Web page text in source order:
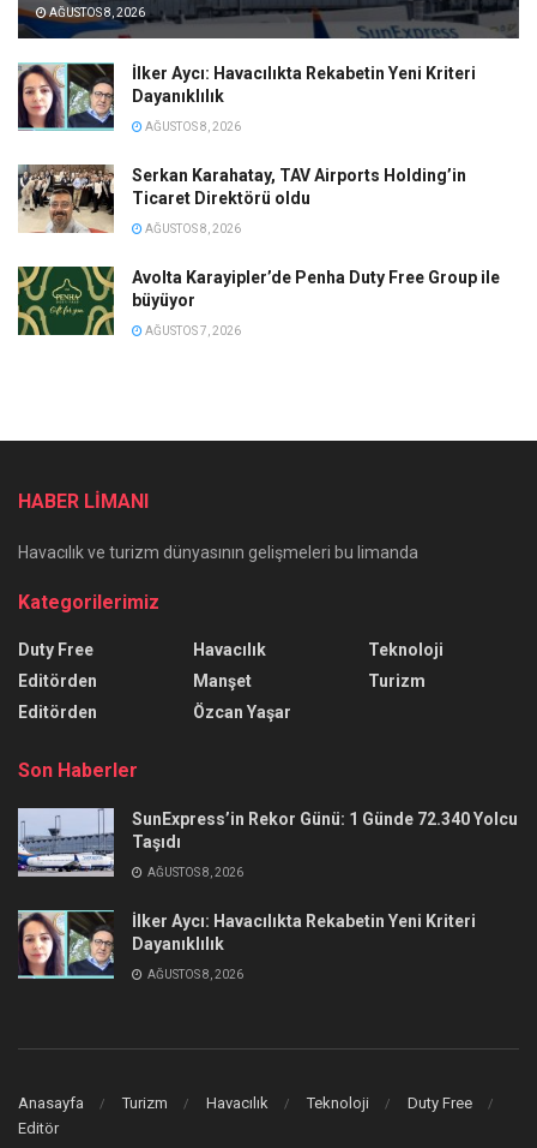
AĞUSTOS 8, 2026
İlker Aycı: Havacılıkta Rekabetin Yeni Kriteri
Dayanıklılık
AĞUSTOS 8, 2026
Serkan Karahatay, TAV Airports Holding’in
Ticaret Direktörü oldu
AĞUSTOS 8, 2026
Avolta Karayipler’de Penha Duty Free Group ile
büyüyor
AĞUSTOS 7, 2026
HABER LİMANI
Havacılık ve turizm dünyasının gelişmeleri bu limanda
Kategorilerimiz
Duty Free
Editörden
Editörden
Havacılık
Manşet
Özcan Yaşar
Teknoloji
Turizm
Son Haberler
SunExpress’in Rekor Günü: 1 Günde 72.340 Yolcu
Taşıdı
AĞUSTOS 8, 2026
İlker Aycı: Havacılıkta Rekabetin Yeni Kriteri
Dayanıklılık
AĞUSTOS 8, 2026
Anasayfa Turizm Havacılık Teknoloji
Duty Free
Editör